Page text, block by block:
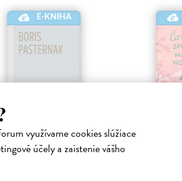
využívame cookies slúžiace
účely a zaistenie vášho
E-KNIHA
Živago